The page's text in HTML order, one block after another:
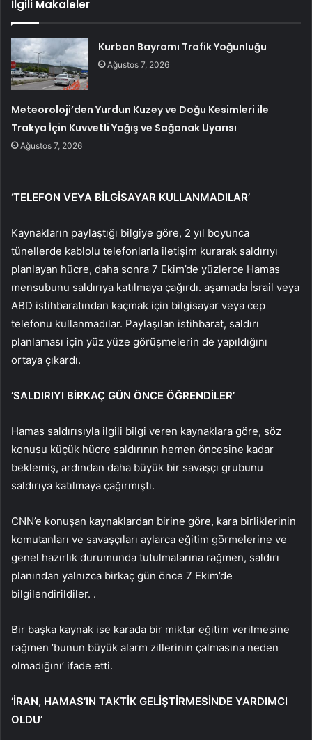
İlgili Makaleler
Kurban Bayramı Trafik Yoğunluğu
Ağustos 7, 2026
Meteoroloji’den Yurdun Kuzey ve Doğu Kesimleri ile
Trakya İçin Kuvvetli Yağış ve Sağanak Uyarısı
Ağustos 7, 2026
‘TELEFON VEYA BİLGİSAYAR KULLANMADILAR’
Kaynakların paylaştığı bilgiye göre, 2 yıl boyunca
tünellerde kablolu telefonlarla iletişim kurarak saldırıyı
planlayan hücre, daha sonra 7 Ekim’de yüzlerce Hamas
mensubunu saldırıya katılmaya çağırdı. aşamada İsrail veya
ABD istihbaratından kaçmak için bilgisayar veya cep
telefonu kullanmadılar. Paylaşılan istihbarat, saldırı
planlaması için yüz yüze görüşmelerin de yapıldığını
ortaya çıkardı.
‘SALDIRIYI BİRKAÇ GÜN ÖNCE ÖĞRENDİLER’
Hamas saldırısıyla ilgili bilgi veren kaynaklara göre, söz
konusu küçük hücre saldırının hemen öncesine kadar
beklemiş, ardından daha büyük bir savaşçı grubunu
saldırıya katılmaya çağırmıştı.
CNN’e konuşan kaynaklardan birine göre, kara birliklerinin
komutanları ve savaşçıları aylarca eğitim görmelerine ve
genel hazırlık durumunda tutulmalarına rağmen, saldırı
planından yalnızca birkaç gün önce 7 Ekim’de
bilgilendirildiler. .
Bir başka kaynak ise karada bir miktar eğitim verilmesine
rağmen ‘bunun büyük alarm zillerinin çalmasına neden
olmadığını’ ifade etti.
‘İRAN, HAMAS’IN TAKTİK GELİŞTİRMESİNDE YARDIMCI
OLDU’